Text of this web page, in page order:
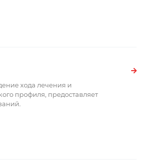
хода лечения и
профиля, предоставляет